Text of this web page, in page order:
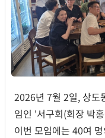
2026년 7월 2일, 상도
임인 '서구회(회장 박
이번 모임에는 40여